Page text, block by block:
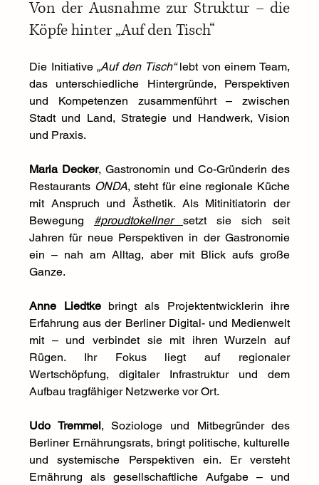
Von der Ausnahme zur Struktur – die
Köpfe hinter „Auf den Tisch“
Die Initiative „Auf den Tisch“ lebt von einem Team,
das unterschiedliche Hintergründe, Perspektiven
und Kompetenzen zusammenführt – zwischen
Stadt und Land, Strategie und Handwerk, Vision
und Praxis.
Maria Decker, Gastronomin und Co-Gründerin des
Restaurants ONDA, steht für eine regionale Küche
mit Anspruch und Ästhetik. Als Mitinitiatorin der
Bewegung #proudtokellner
setzt sie sich seit
Jahren für neue Perspektiven in der Gastronomie
ein – nah am Alltag, aber mit Blick aufs große
Ganze.
Anne Liedtke bringt als Projektentwicklerin ihre
Erfahrung aus der Berliner Digital- und Medienwelt
mit – und verbindet sie mit ihren Wurzeln auf
Rügen. Ihr Fokus liegt auf regionaler
Wertschöpfung, digitaler Infrastruktur und dem
Aufbau tragfähiger Netzwerke vor Ort.
Udo Tremmel, Soziologe und Mitbegründer des
Berliner Ernährungsrats, bringt politische, kulturelle
und systemische Perspektiven ein. Er versteht
Ernährung als gesellschaftliche Aufgabe – und